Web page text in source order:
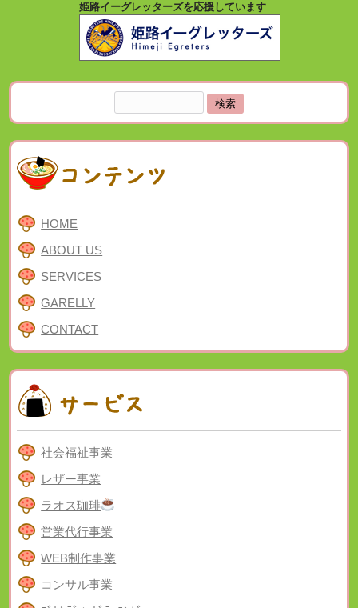
姫路イーグレッターズを応援しています
索:
HOME
ABOUT US
SERVICES
GARELLY
CONTACT
社会福祉事業
レザー事業
ラオス珈琲
営業代行事業
WEB制作事業
コンサル事業